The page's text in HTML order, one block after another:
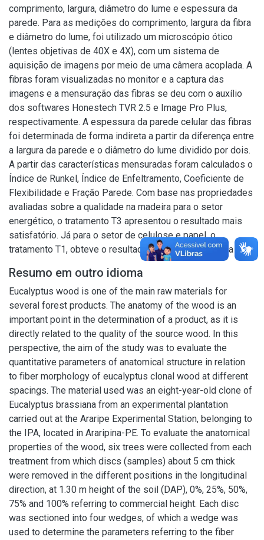
comprimento, largura, diâmetro do lume e espessura da
parede. Para as medições do comprimento, largura da fibra
e diâmetro do lume, foi utilizado um microscópio ótico
(lentes objetivas de 40X e 4X), com um sistema de
aquisição de imagens por meio de uma câmera acoplada. A
fibras foram visualizadas no monitor e a captura das
imagens e a mensuração das fibras se deu com o auxílio
dos softwares Honestech TVR 2.5 e Image Pro Plus,
respectivamente. A espessura da parede celular das fibras
foi determinada de forma indireta a partir da diferença entre
a largura da parede e o diâmetro do lume dividido por dois.
A partir das características mensuradas foram calculados o
Índice de Runkel, Índice de Enfeltramento, Coeficiente de
Flexibilidade e Fração Parede. Com base nas propriedades
avaliadas sobre a qualidade na madeira para o setor
energético, o tratamento T3 apresentou o resultado mais
satisfatório. Já para o setor de celulose e papel, o
tratamento T1, obteve o resultado mais adequado para uso.
Resumo em outro idioma
Eucalyptus wood is one of the main raw materials for
several forest products. The anatomy of the wood is an
important point in the determination of a product, as it is
directly related to the quality of the source wood. In this
perspective, the aim of the study was to evaluate the
quantitative parameters of anatomical structure in relation
to fiber morphology of eucalyptus clonal wood at different
spacings. The material used was an eight-year-old clone of
Eucalyptus brassiana from an experimental plantation
carried out at the Araripe Experimental Station, belonging to
the IPA, located in Araripina-PE. To evaluate the anatomical
properties of the wood, six trees were collected from each
treatment from which discs (samples) about 5 cm thick
were removed in the different positions in the longitudinal
direction, at 1.30 m height of the soil (DAP), 0%, 25%, 50%,
75% and 100% referring to commercial height. Each disc
was sectioned into four wedges, of which a wedge was
used to determine the parameters referring to the fiber